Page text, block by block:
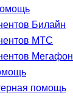
Билайн
МТС
Мегафон
помощь